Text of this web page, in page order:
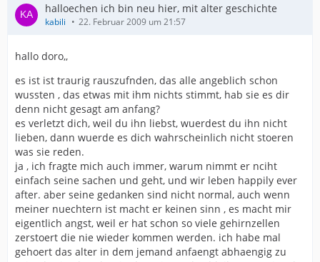
halloechen ich bin neu hier, mit alter geschichte
kabili 22. Februar 2009 um 21:57
hallo doro,,
es ist ist traurig rauszufnden, das alle angeblich schon
wussten , das etwas mit ihm nichts stimmt, hab sie es dir
denn nicht gesagt am anfang?
es verletzt dich, weil du ihn liebst, wuerdest du ihn nicht
lieben, dann wuerde es dich wahrscheinlich nicht stoeren
was sie reden.
ja , ich fragte mich auch immer, warum nimmt er nciht
einfach seine sachen und geht, und wir leben happily ever
after. aber seine gedanken sind nicht normal, auch wenn
meiner nuechtern ist macht er keinen sinn , es macht mir
eigentlich angst, weil er hat schon so viele gehirnzellen
zerstoert die nie wieder kommen werden. ich habe mal
gehoert das alter in dem jemand anfaengt abhaengig zu